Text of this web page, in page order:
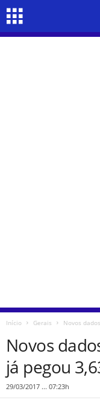
Início Gerais Novos
Novos
já pegou
29/03/2017 ... 07:23h